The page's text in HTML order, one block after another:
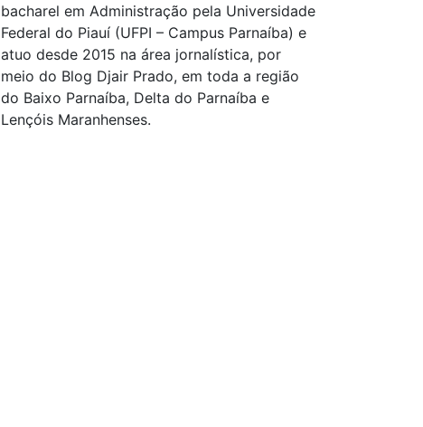
bacharel em Administração pela Universidade
Federal do Piauí (UFPI – Campus Parnaíba) e
atuo desde 2015 na área jornalística, por
meio do Blog Djair Prado, em toda a região
do Baixo Parnaíba, Delta do Parnaíba e
Lençóis Maranhenses.